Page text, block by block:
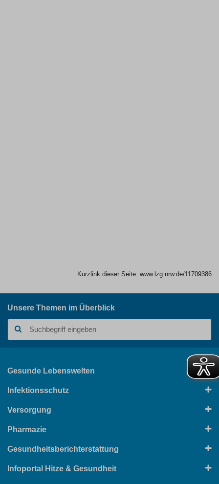
Kurzlink dieser Seite: www.lzg.nrw.de/11709386
Unsere Themen im Überblick
Gesunde Lebenswelten
Infektionsschutz
Versorgung
Pharmazie
Gesundheitsberichterstattung
Infoportal Hitze & Gesundheit